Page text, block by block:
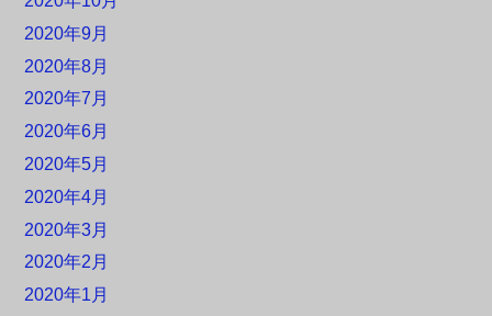
2020年9月
2020年8月
2020年7月
2020年6月
2020年5月
2020年4月
2020年3月
2020年2月
2020年1月